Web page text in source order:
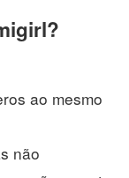
ao mesmo
não